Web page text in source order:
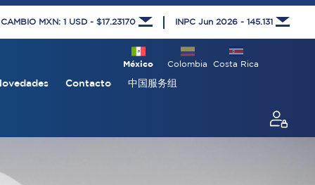
MXN: 1 USD - $17.23170 INPC Jun 2026 - 145.131
Costa Rica
Colombia
México
Contacto 中国服务组